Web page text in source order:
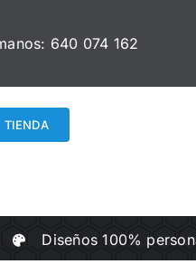
640 074 162
TIENDA
Diseños 100%